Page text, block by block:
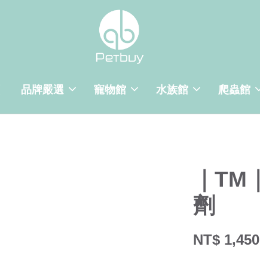
品牌嚴選 寵物館 水族館 爬蟲館
｜
劑
NT$ 1,450